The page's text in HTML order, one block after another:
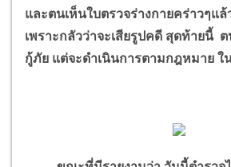
และตนเห็นใบตรวจร่างกายคร่าวๆแล้
เพราะกลัวว่าจะเสียรูปคดี สุดท้ายนี้
กู้ภัย แต่จะดำเนินการตามกฎหมาย ใ